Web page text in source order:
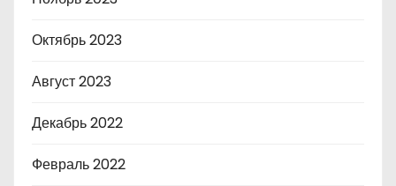
Октябрь 2023
Август 2023
Декабрь 2022
Февраль 2022